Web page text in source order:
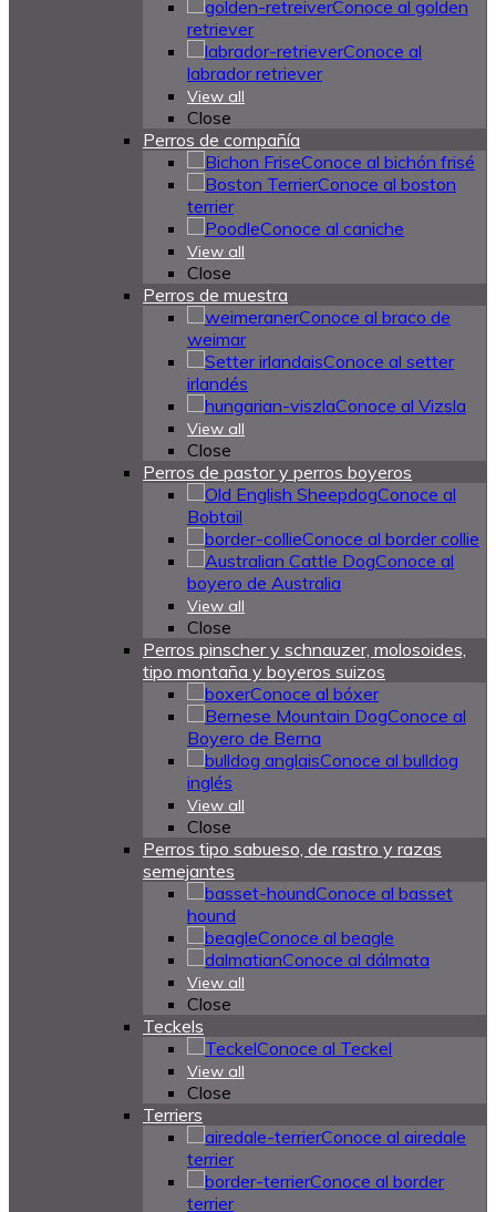
Conoce al golden
retriever
Conoce al
labrador retriever
View all
Close
Perros de compañía
Conoce al bichón frisé
Conoce al boston
terrier
Conoce al caniche
View all
Close
Perros de muestra
Conoce al braco de
weimar
Conoce al setter
irlandés
Conoce al Vizsla
View all
Close
Perros de pastor y perros boyeros
Conoce al
Bobtail
Conoce al border collie
Conoce al
boyero de Australia
View all
Close
Perros pinscher y schnauzer, molosoides,
tipo montaña y boyeros suizos
Conoce al bóxer
Conoce al
Boyero de Berna
Conoce al bulldog
inglés
View all
Close
Perros tipo sabueso, de rastro y razas
semejantes
Conoce al basset
hound
Conoce al beagle
Conoce al dálmata
View all
Close
Teckels
Conoce al Teckel
View all
Close
Terriers
Conoce al airedale
terrier
Conoce al border
terrier